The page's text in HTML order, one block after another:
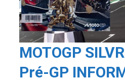
MOTOGP
Pré-GP